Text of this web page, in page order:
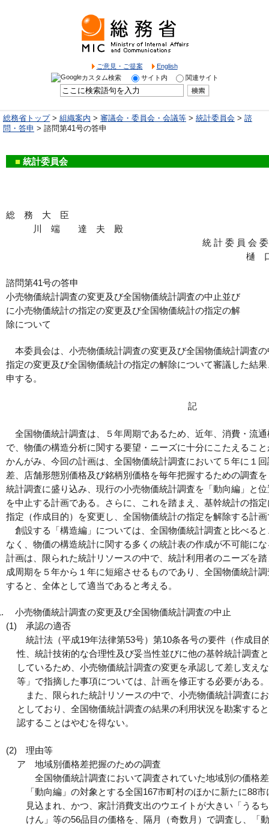
ご意見・ご提案
English
カスタム検索
サイト内 関連サイト
総務省トップ> 組織案内 > 審議会・委員会・会議等 > 統計委員会 > 諮
問・答申 > 諮問第41号の答申
■ 統計委員会
総 務 大 臣
川 端 達 夫 殿
統 計 委 員
樋
諮問第41号の答申
小売物価統計調査の変更及び全国物価統計調査の中止並び
に小売物価統計の指定の変更及び全国物価統計の指定の解
除について
本委員会は、小売物価統計調査の変更及び全国物価統計調査
指定の変更及び全国物価統計の指定の解除について審議した結
申する。
記
全国物価統計調査は、５年周期であるため、近年、消費・流
で、物価の構造分析に関する要望・ニーズに十分にこたえるこ
かんがみ、今回の計画は、全国物価統計調査において５年に１
差、店舗形態別価格及び銘柄別価格を毎年把握するための調査
統計調査に盛り込み、現行の小売物価統計調査を「動向編」と
を中止する計画である。さらに、これを踏まえ、基幹統計の指
指定（作成目的）を変更し、全国物価統計の指定を解除する計
創設する「構造編」については、全国物価統計調査と比べる
なく、物価の構造統計に関する多くの統計表の作成が不可能に
計画は、限られた統計リソースの中で、統計利用者のニーズを
成周期を５年から１年に短縮させるものであり、全国物価統計
すると、全体として適当であると考える。
小売物価統計調査の変更及び全国物価統計調査の中止
(1) 承認の適否
統計法（平成19年法律第53号）第10条各号の要件（作成目
性、統計技術的な合理性及び妥当性並びに他の基幹統計調査
しているため、小売物価統計調査の変更を承認して差し支え
等」で指摘した事項については、計画を修正する必要がある。
また、限られた統計リソースの中で、小売物価統計調査に
としており、全国物価統計調査の結果の利用状況を勘案する
認することはやむを得ない。
(2) 理由等
ア 地域別価格差把握のための調査
全国物価統計調査において調査されていた地域別の価格
「動向編」の対象とする全国167市町村のほかに新たに88
見込まれ、かつ、家計消費支出のウエイトが大きい「うる
けん」等の56品目の価格を、隔月（奇数月）で調査し、「